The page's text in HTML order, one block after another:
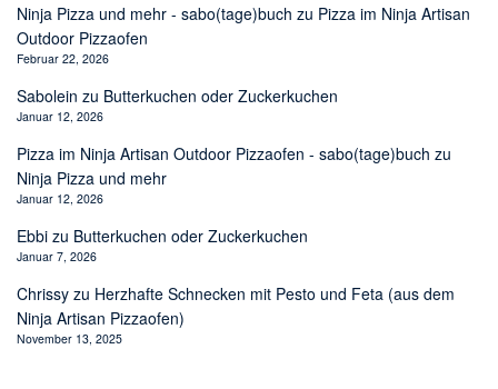
Ninja Pizza und mehr - sabo(tage)buch zu Pizza im Ninja Artisan
Outdoor Pizzaofen
Februar 22, 2026
Sabolein zu Butterkuchen oder Zuckerkuchen
Januar 12, 2026
Pizza im Ninja Artisan Outdoor Pizzaofen - sabo(tage)buch zu
Ninja Pizza und mehr
Januar 12, 2026
Ebbi zu Butterkuchen oder Zuckerkuchen
Januar 7, 2026
Chrissy zu Herzhafte Schnecken mit Pesto und Feta (aus dem
Ninja Artisan Pizzaofen)
November 13, 2025